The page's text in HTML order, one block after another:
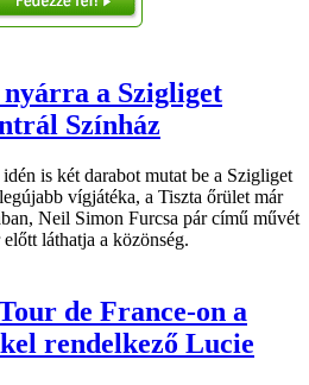
a Szigliget
Színház
is két darabot mutat be a Szigliget
vígjátéka, a Tiszta őrület már
Neil Simon Furcsa pár című művét
láthatja a közönség.
de France-on a
rendelkező Lucie